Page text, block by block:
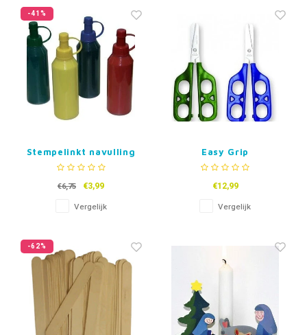
-41%
Stempelinkt navulling
€6,75 €3,99
Vergelijk
Easy Grip
Trainingsschaar
€12,99
Vergelijk
-62%